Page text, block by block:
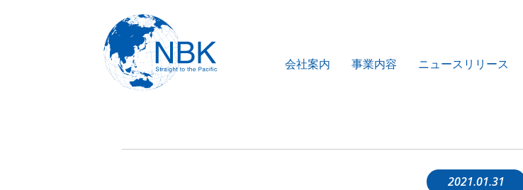
会社案内 事業内容 ニュースリリース
2021.01.31